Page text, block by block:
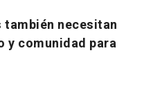
también necesitan
y comunidad para